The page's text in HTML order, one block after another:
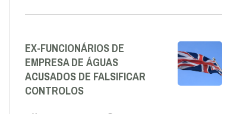
EX-FUNCIONÁRIOS DE
EMPRESA DE ÁGUAS
ACUSADOS DE FALSIFICAR
CONTROLOS